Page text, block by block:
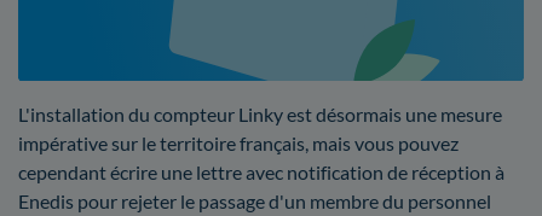
L'installation du compteur Linky est désormais une mesure
impérative sur le territoire français, mais vous pouvez
cependant écrire une lettre avec notification de réception à
Enedis pour rejeter le passage d'un membre du personnel